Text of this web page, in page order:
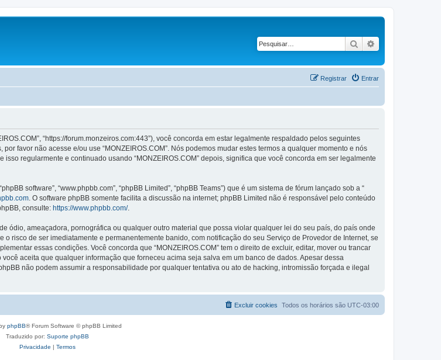
Pesquisar
Entrar
Registrar
“https://forum.monzeiros.com:443”), você concorda em estar legalmente respaldado pelos seguintes
favor não acesse e/ou use “MONZEIROS.COM”. Nós podemos mudar estes termos a qualquer momento e nós
regularmente e continuado usando “MONZEIROS.COM” depois, significa que você concorda em ser legalmente
software”, “www.phpbb.com”, “phpBB Limited”, “phpBB Teams”) que é um sistema de fórum lançado sob a “
. O software phpBB somente facilita a discussão na internet; phpBB Limited não é responsável pelo conteúdo
consulte: https://www.phpbb.com/.
ódio, ameaçadora, pornográfica ou qualquer outro material que possa violar qualquer lei do seu país, do país onde
risco de ser imediatamente e permanentemente banido, com notificação do seu Serviço de Provedor de Internet, se
essas condições. Você concorda que “MONZEIROS.COM” tem o direito de excluir, editar, mover ou trancar
aceita que qualquer informação que forneceu acima seja salva em um banco de dados. Apesar dessa
não podem assumir a responsabilidade por qualquer tentativa ou ato de hacking, intromissão forçada e ilegal
Todos os horários são UTC-03:00
Excluir cookies
phpBB® Forum Software © phpBB Limited
Traduzido por: Suporte phpBB
Privacidade | Termos